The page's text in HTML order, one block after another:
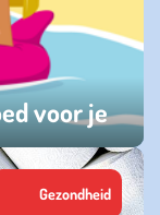
voor je
Gezondheid